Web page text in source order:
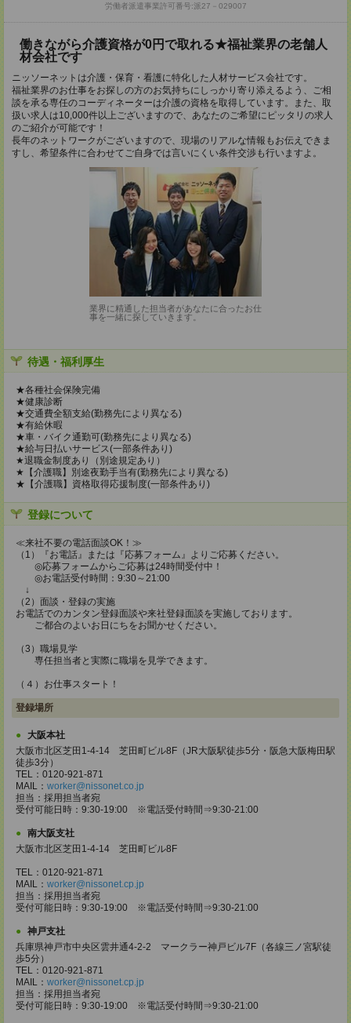
労働者派遣事業許可番号:派27－029007
働きながら介護資格が0円で取れる★福祉業界の老舗人
材会社です
ニッソーネットは介護・保育・看護に特化した人材サービス会社です。
福祉業界のお仕事をお探しの方のお気持ちにしっかり寄り添えるよう、ご相
談を承る専任のコーディネーターは介護の資格を取得しています。また、取
扱い求人は10,000件以上ございますので、あなたのご希望にピッタリの求人
のご紹介が可能です！
長年のネットワークがございますので、現場のリアルな情報もお伝えできま
すし、希望条件に合わせてご自身では言いにくい条件交渉も行いますよ。
業界に精通した担当者があなたに合ったお仕
事を一緒に探していきます。
待遇・福利厚生
★各種社会保険完備
★健康診断
★交通費全額支給(勤務先により異なる)
★有給休暇
★車・バイク通勤可(勤務先により異なる)
★給与日払いサービス(一部条件あり)
★退職金制度あり（別途規定あり）
★【介護職】別途夜勤手当有(勤務先により異なる)
★【介護職】資格取得応援制度(一部条件あり)
登録について
≪来社不要の電話面談OK！≫
（1）『お電話』または『応募フォーム』よりご応募ください。
◎応募フォームからご応募は24時間受付中！
◎お電話受付時間：9:30～21:00
↓
（2）面談・登録の実施
お電話でのカンタン登録面談や来社登録面談を実施しております。
ご都合のよいお日にちをお聞かせください。
（3）職場見学
専任担当者と実際に職場を見学できます。
（４）お仕事スタート！
登録場所
大阪本社
大阪市北区芝田1-4-14 芝田町ビル8F（JR大阪駅徒歩5分・阪急大阪梅田駅
徒歩3分）
TEL：0120-921-871
MAIL： worker@nissonet.co.jp
担当：採用担当者宛
受付可能日時：9:30-19:00 ※電話受付時間⇒9:30-21:00
南大阪支社
大阪市北区芝田1-4-14 芝田町ビル8F
TEL：0120-921-871
MAIL： worker@nissonet.cp.jp
担当：採用担当者宛
受付可能日時：9:30-19:00 ※電話受付時間⇒9:30-21:00
神戸支社
兵庫県神戸市中央区雲井通4-2-2 マークラー神戸ビル7F（各線三ノ宮駅徒
歩5分）
TEL：0120-921-871
MAIL： worker@nissonet.cp.jp
担当：採用担当者宛
受付可能日時：9:30-19:00 ※電話受付時間⇒9:30-21:00